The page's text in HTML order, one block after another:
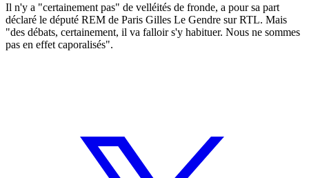
Il n'y a "certainement pas" de velléités de fronde, a pour sa part
déclaré le député REM de Paris Gilles Le Gendre sur RTL. Mais
"des débats, certainement, il va falloir s'y habituer. Nous ne sommes
pas en effet caporalisés".